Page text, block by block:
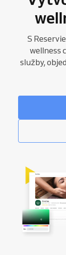
S
wellness
služby,